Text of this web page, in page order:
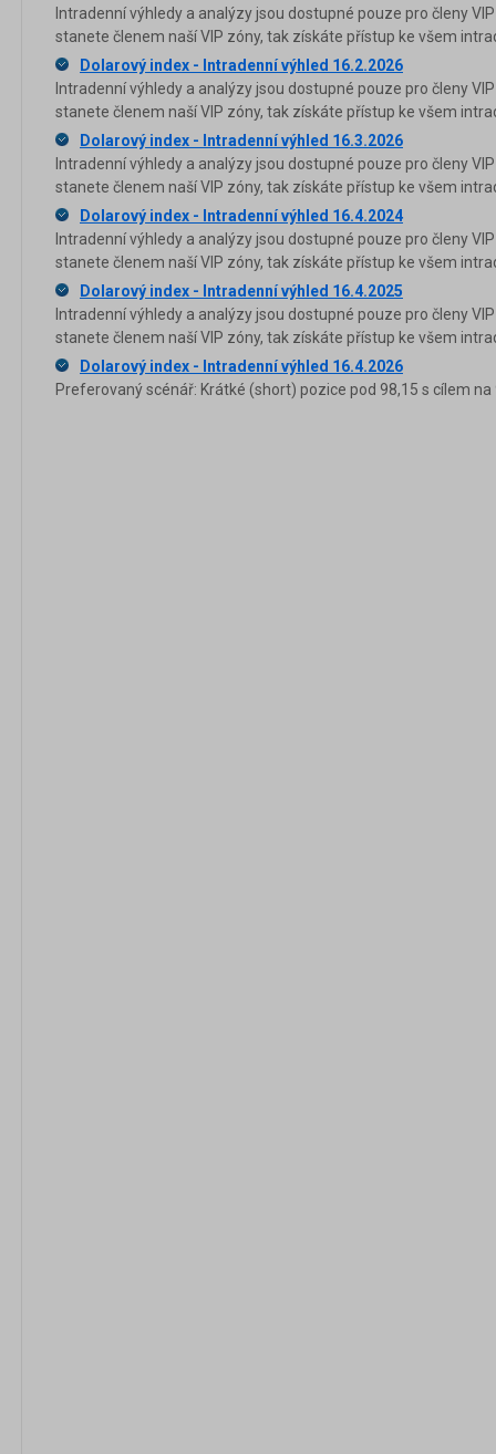
Intradenní výhledy a analýzy jsou dostupné pouze pro členy
stanete členem naší VIP zóny, tak získáte přístup ke všem
Dolarový index - Intradenní výhled 16.2.2026
Intradenní výhledy a analýzy jsou dostupné pouze pro členy
stanete členem naší VIP zóny, tak získáte přístup ke všem
Dolarový index - Intradenní výhled 16.3.2026
Intradenní výhledy a analýzy jsou dostupné pouze pro členy
stanete členem naší VIP zóny, tak získáte přístup ke všem
Dolarový index - Intradenní výhled 16.4.2024
Intradenní výhledy a analýzy jsou dostupné pouze pro členy
stanete členem naší VIP zóny, tak získáte přístup ke všem
Dolarový index - Intradenní výhled 16.4.2025
Intradenní výhledy a analýzy jsou dostupné pouze pro členy
stanete členem naší VIP zóny, tak získáte přístup ke všem
Dolarový index - Intradenní výhled 16.4.2026
Preferovaný scénář: Krátké (short) pozice pod 98,15 s cílem na